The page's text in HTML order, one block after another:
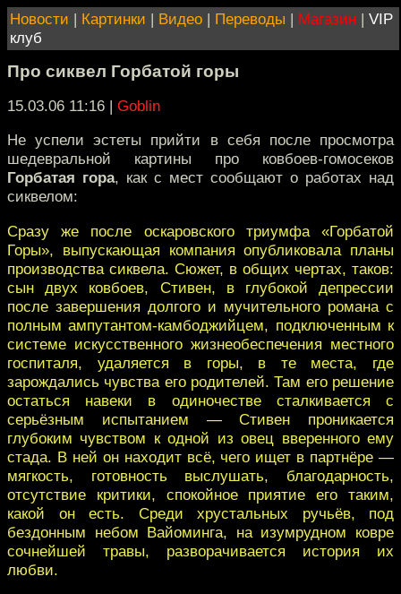
Новости | Картинки | Видео | Переводы | Магазин | VIP
клуб
Про сиквел Горбатой горы
15.03.06 11:16 | Goblin
Не успели эстеты прийти в себя после просмотра
шедевральной картины про ковбоев-гомосеков
Горбатая гора, как с мест сообщают о работах над
сиквелом:
Сразу же после оскаровского триумфа «Горбатой
Горы», выпускающая компания опубликовала планы
производства сиквела. Сюжет, в общих чертах, таков:
сын двух ковбоев, Стивен, в глубокой депрессии
после завершения долгого и мучительного романа с
полным ампутантом-камбоджийцем, подключенным к
системе искусственного жизнеобеспечения местного
госпиталя, удаляется в горы, в те места, где
зарождались чувства его родителей. Там его решение
остаться навеки в одиночестве сталкивается с
серьёзным испытанием — Стивен проникается
глубоким чувством к одной из овец вверенного ему
стада. В ней он находит всё, чего ищет в партнёре —
мягкость, готовность выслушать, благодарность,
отсутствие критики, спокойное приятие его таким,
какой он есть. Среди хрустальных ручьёв, под
бездонным небом Вайоминга, на изумрудном ковре
сочнейшей травы, разворачивается история их
любви.